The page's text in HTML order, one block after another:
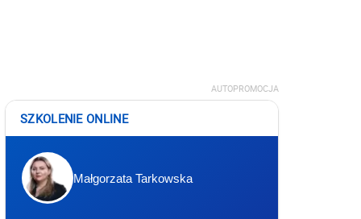
AUTOPROMOCJA
SZKOLENIE ONLINE
Małgorzata Tarkowska